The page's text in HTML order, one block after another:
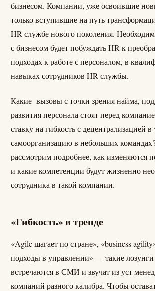
бизнесом. Компании, уже освоившие
только вступившие на путь
HR-службе нового поколения.
с бизнесом будет побуждать HR к
подходах к работе с персоналом, в
навыках сотрудников HR-службы.
Какие вызовы с точки зрения найма,
развития персонала стоят перед
ставку на гибкость с децентрализацией
самоорганизацию в небольших
рассмотрим подробнее, как изменяются
и какие компетенции будут жизненно
сотрудника в такой компании.
«Гибкость» в тренде
«Agile шагает по стране», «business
подходы в управлении» — такие
встречаются в СМИ и звучат из уст
компаний разного калибра. Чтобы